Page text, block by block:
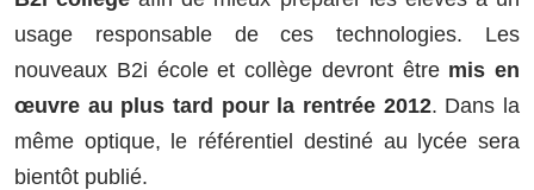
usage responsable de ces technologies. Les
nouveaux B2i école et collège devront êtremis en
œuvre au plus tard pour la rentrée 2012. Dans la
même optique, le référentiel destiné au lycée sera
bientôt publié.